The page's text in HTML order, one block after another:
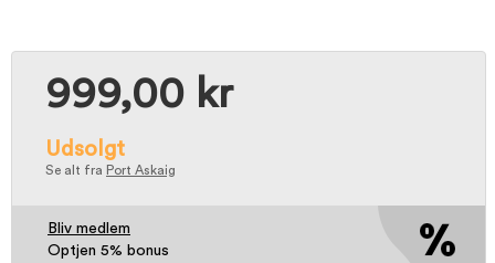
999,00 kr
Udsolgt
Se alt fra Port Askaig
Bliv medlem
Optjen 5% bonus